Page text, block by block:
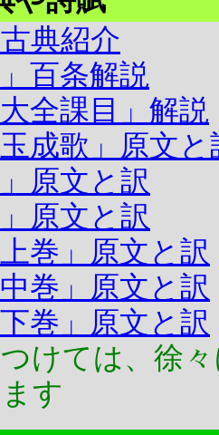
典紹介
百条解説
全課目」解説
成歌」原文と
原文と訳
原文と訳
巻」原文と訳
巻」原文と訳
巻」原文と訳
ては、徐々
す